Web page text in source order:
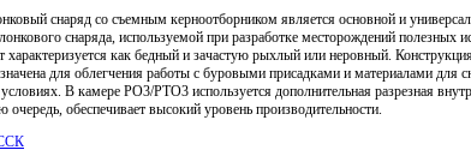
снаряд со съемным керноотборником является основной и
снаряда, используемой при разработке месторождений полезных
характеризуется как бедный и зачастую рыхлый или неровный.
для облегчения работы с буровыми присадками и материалами для
В камере PO3/PTO3 используется дополнительная разрезная
обеспечивает высокий уровень производительности.